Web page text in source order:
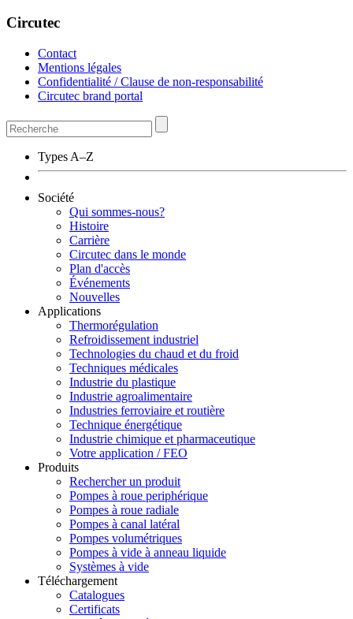
Circutec
Contact
Mentions légales
Confidentialité / Clause de non-responsabilité
Circutec brand portal
Types A–Z
Société
Qui sommes-nous?
Histoire
Carrière
Circutec dans le monde
Plan d'accès
Événements
Nouvelles
Applications
Thermorégulation
Refroidissement industriel
Technologies du chaud et du froid
Techniques médicales
Industrie du plastique
Industrie agroalimentaire
Industries ferroviaire et routière
Technique énergétique
Industrie chimique et pharmaceutique
Votre application / FEO
Produits
Rechercher un produit
Pompes à roue periphérique
Pompes à roue radiale
Pompes à canal latéral
Pompes volumétriques
Pompes à vide à anneau liquide
Systèmes à vide
Téléchargement
Catalogues
Certificats